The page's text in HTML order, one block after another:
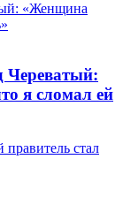
«Женщина
Череватый:
я сломал ей
стал